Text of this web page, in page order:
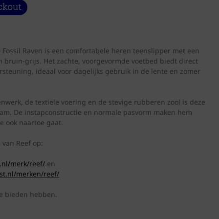
Fossil Raven is een comfortabele heren teenslipper met een
grijs. Het zachte, voorgevormde voetbed biedt direct
ideaal voor dagelijks gebruik in de lente en zomer
de textiele voering en de stevige rubberen zool is deze
De instapconstructie en normale pasvorm maken hem
ook naartoe gaat.
Reef op:
merk/reef/ en
merken/reef/
bieden hebben.